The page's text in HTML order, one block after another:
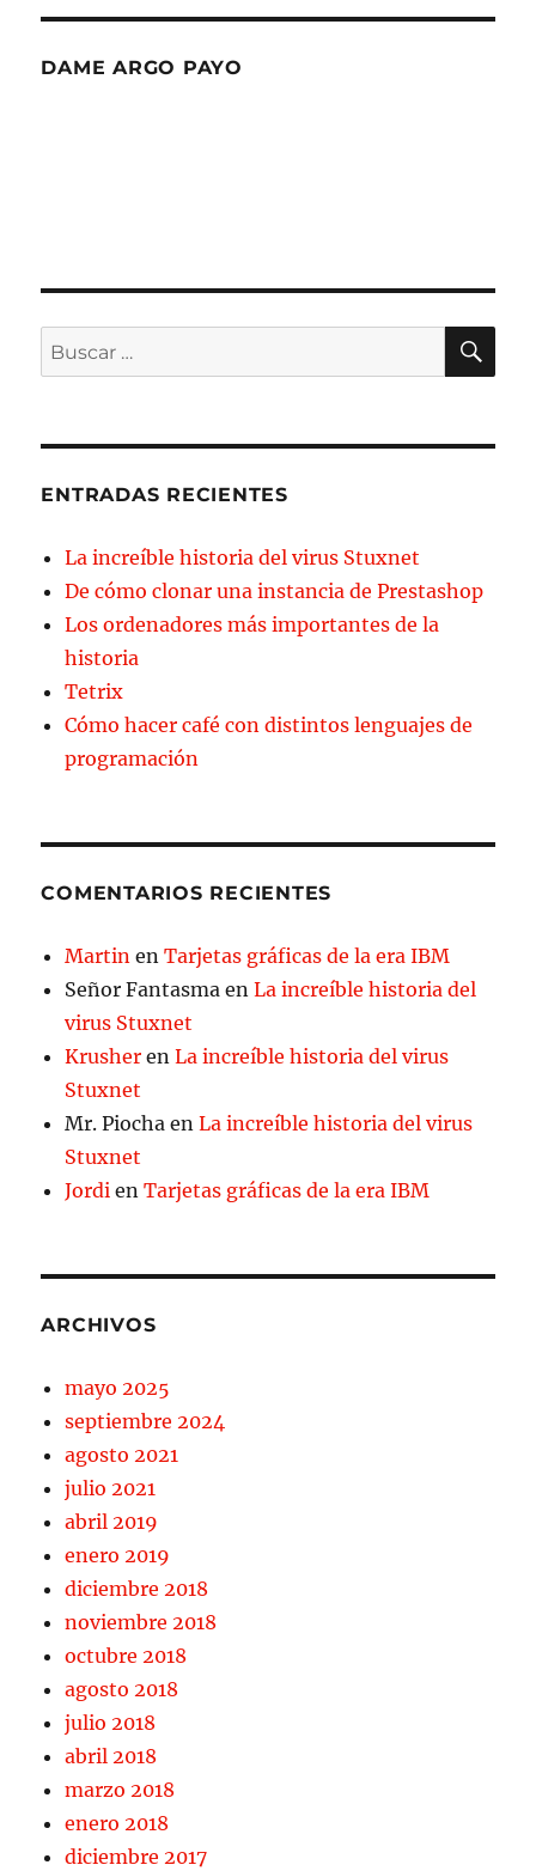
DAME ARGO PAYO
Buscar
por:
ENTRADAS RECIENTES
La increíble historia del virus Stuxnet
De cómo clonar una instancia de Prestashop
Los ordenadores más importantes de la
historia
Tetrix
Cómo hacer café con distintos lenguajes de
programación
COMENTARIOS RECIENTES
Martin enTarjetas gráficas de la era IBM
Señor Fantasma enLa increíble historia del
virus Stuxnet
Krusher enLa increíble historia del virus
Stuxnet
Mr. Piocha enLa increíble historia del virus
Stuxnet
Jordi enTarjetas gráficas de la era IBM
ARCHIVOS
mayo 2025
septiembre 2024
agosto 2021
julio 2021
abril 2019
enero 2019
diciembre 2018
noviembre 2018
octubre 2018
agosto 2018
julio 2018
abril 2018
marzo 2018
enero 2018
diciembre 2017